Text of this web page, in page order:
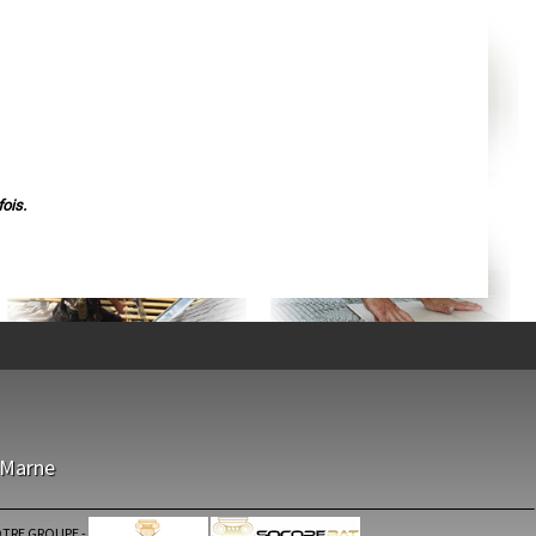
Pau
Tarbes
Le Havre